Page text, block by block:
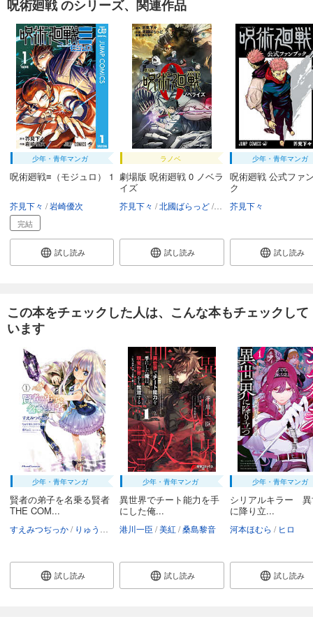
呪術廻戦 のシリーズ、関連作品
少年・青年マンガ
呪術廻戦≡（モジュロ） 1
芥見下々 岩崎優次
完結
試し読み
ラノベ
劇場版 呪術廻戦 0 ノベラ
イズ
芥見下々 北國ばらっど 瀬古浩司
試し読み
少年・青年マンガ
呪術廻戦 公式ファ
ク
芥見下々
試し読み
この本をチェックした人は、こんな本もチェックして
います
少年・青年マンガ
賢者の弟子を名乗る賢者
THE COM...
すえみつぢっか りゅうせんひろつぐ 藤ちょこ
試し読み
少年・青年マンガ
異世界でチート能力を手
にした俺...
港川一臣 美紅 桑島黎音
試し読み
少年・青年マンガ
シリアルキラー 異
に降り立...
河本ほむら ヒロ
試し読み